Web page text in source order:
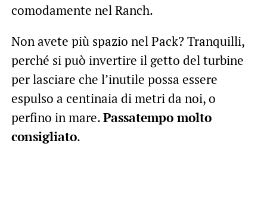
comodamente nel Ranch.
Non avete più spazio nel Pack? Tranquilli,
perché si può invertire il getto del turbine
per lasciare che l’inutile possa essere
espulso a centinaia di metri da noi, o
perfino in mare.Passatempo molto
consigliato.